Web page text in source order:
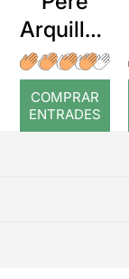
Arquillué
: Coral
romput
COMPRAR
ENTRADES